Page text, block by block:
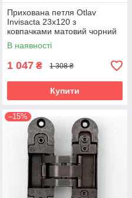
Прихована петля Otlav
Invisacta 23х120 з
ковпачками матовий чорний
(Італія)
В наявності
1 047 ₴ 1 308 ₴
Купити
–15%